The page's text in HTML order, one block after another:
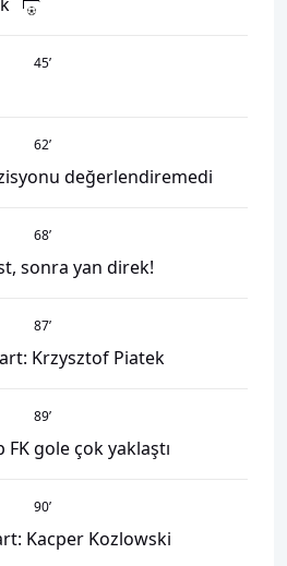
45’
62’
değerlendiremedi
68’
sonra yan direk!
87’
Krzysztof Piatek
89’
FK gole çok yaklaştı
90’
Kacper Kozlowski